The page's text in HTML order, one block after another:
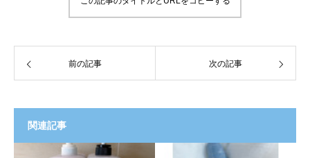
前の記事 次の記事
関連記事